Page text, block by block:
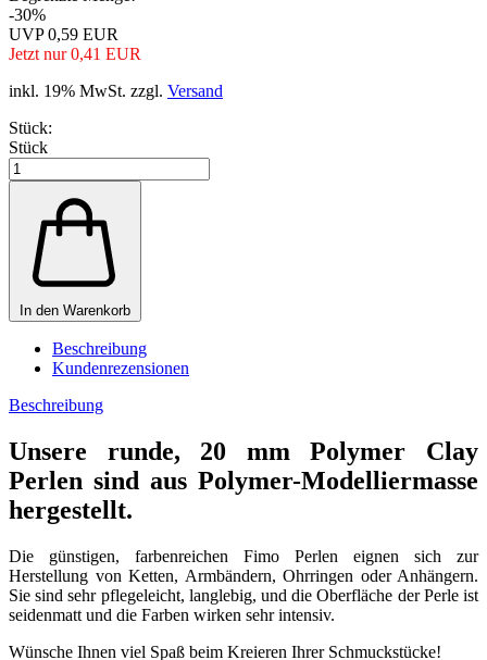
-30%
UVP 0,59 EUR
Jetzt nur 0,41 EUR
inkl. 19% MwSt. zzgl. Versand
Stück:
Stück
In den Warenkorb
Beschreibung
Kundenrezensionen
Beschreibung
Unsere runde, 20 mm Polymer Clay
Perlen sind aus Polymer-Modelliermasse
hergestellt.
Die günstigen, farbenreichen Fimo Perlen eignen sich zur
Herstellung von Ketten, Armbändern, Ohrringen oder Anhängern.
Sie sind sehr pflegeleicht, langlebig, und die Oberfläche der Perle ist
seidenmatt und die Farben wirken sehr intensiv.
Wünsche Ihnen viel Spaß beim Kreieren Ihrer Schmuckstücke!